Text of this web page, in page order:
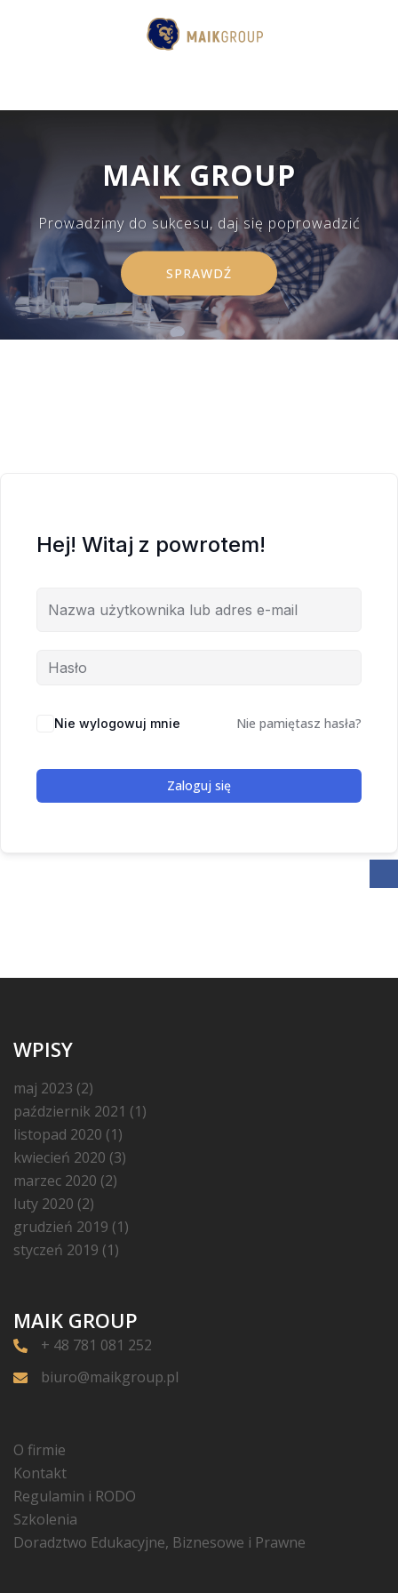
MAIK GROUP
Prowadzimy do sukcesu, daj się poprowadzić
SPRAWDŹ
Hej! Witaj z powrotem!
Nie wylogowuj mnie Nie pamiętasz hasła?
Zaloguj się
WPISY
maj 2023 (2)
październik 2021 (1)
listopad 2020 (1)
kwiecień 2020 (3)
marzec 2020 (2)
luty 2020 (2)
grudzień 2019 (1)
styczeń 2019 (1)
MAIK GROUP
+ 48 781 081 252
biuro@maikgroup.pl
O firmie
Kontakt
Regulamin i RODO
Szkolenia
Doradztwo Edukacyjne, Biznesowe i Prawne